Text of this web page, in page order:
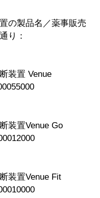
の製品名／薬事販売
り：
装置 Venue
装置Venue Go
装置Venue Fit